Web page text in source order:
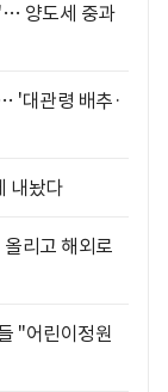
양도세 중과
'대관령 배추·
내놨다
리고 해외로
"어린이정원